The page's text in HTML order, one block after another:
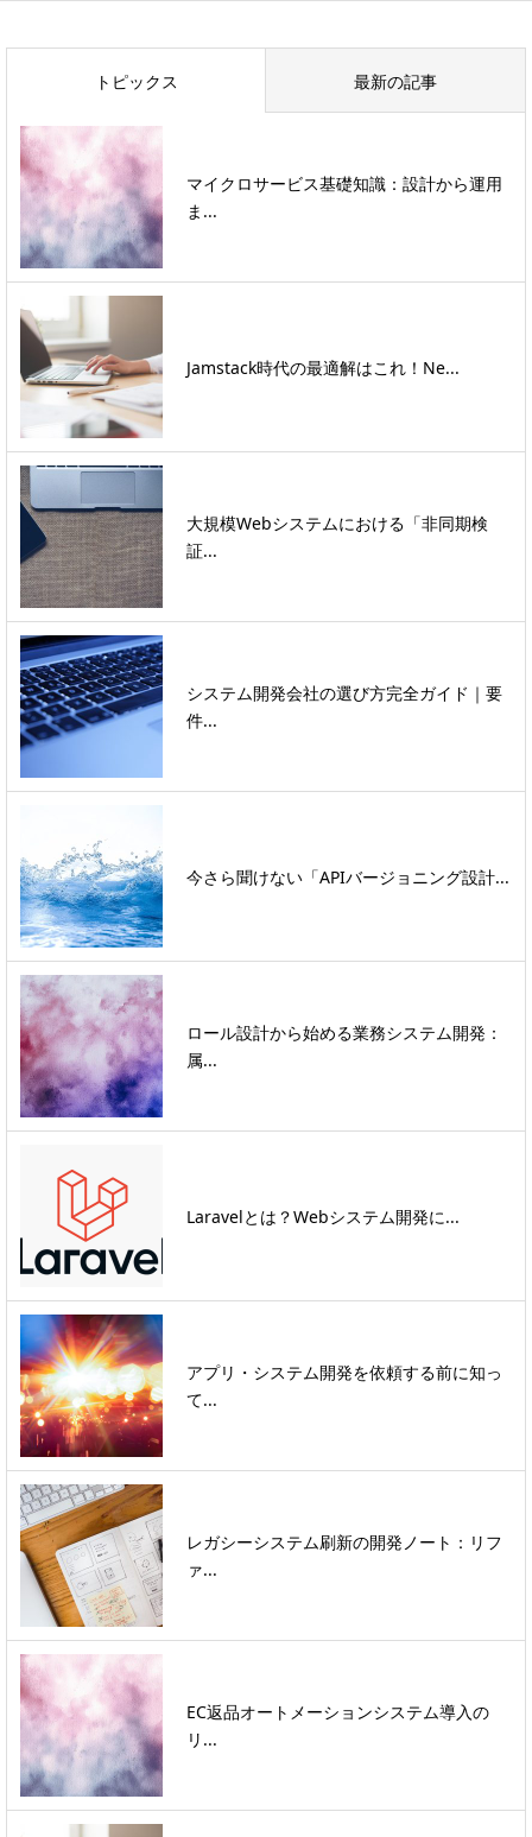
トピックス 最新の記事
マイクロサービス基礎知識：設計から運用
ま...
Jamstack時代の最適解はこれ！Ne...
大規模Webシステムにおける「非同期検
証...
システム開発会社の選び方完全ガイド｜要
件...
今さら聞けない「APIバージョニング設計...
ロール設計から始める業務システム開発：
属...
Laravelとは？Webシステム開発に...
アプリ・システム開発を依頼する前に知っ
て...
レガシーシステム刷新の開発ノート：リフ
ァ...
EC返品オートメーションシステム導入の
リ...